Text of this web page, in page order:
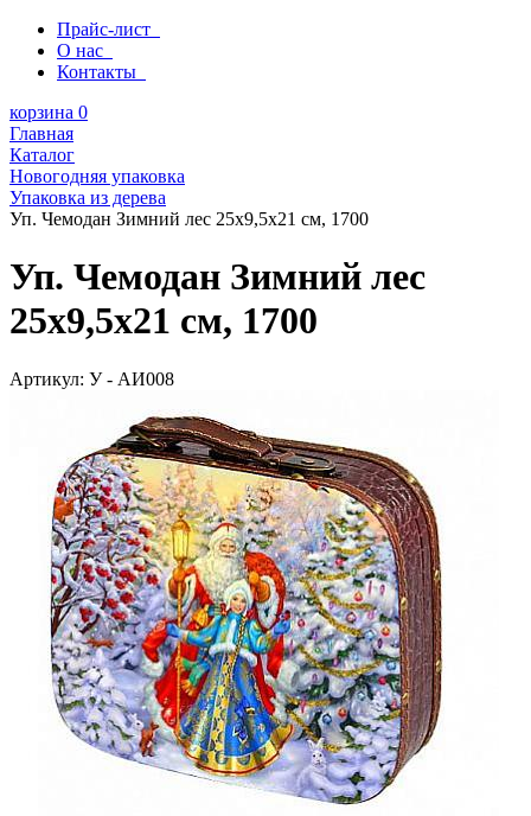
Прайс-лист
О нас
Контакты
корзина 0
Главная
Каталог
Новогодняя упаковка
Упаковка из дерева
Уп. Чемодан Зимний лес 25х9,5х21 см, 1700
Уп. Чемодан Зимний лес
25х9,5х21 см, 1700
Артикул: У - АИ008